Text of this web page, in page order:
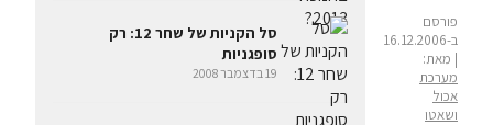
פורסם
ב-16.12.2006
| מאת:
מערכת
אכול
ושאטו
סל הקניות של שחר 12: רק
סופגניות
19 בדצמבר 2008